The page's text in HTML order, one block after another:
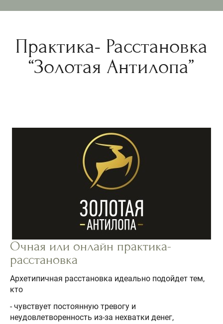
Практика- Расстановка
“Золотая Антилопа”
Очная или онлайн практика-
расстановка
Архетипичная расстановка идеально подойдет тем,
кто
- чувствует постоянную тревогу и
неудовлетворенность из-за нехватки денег,